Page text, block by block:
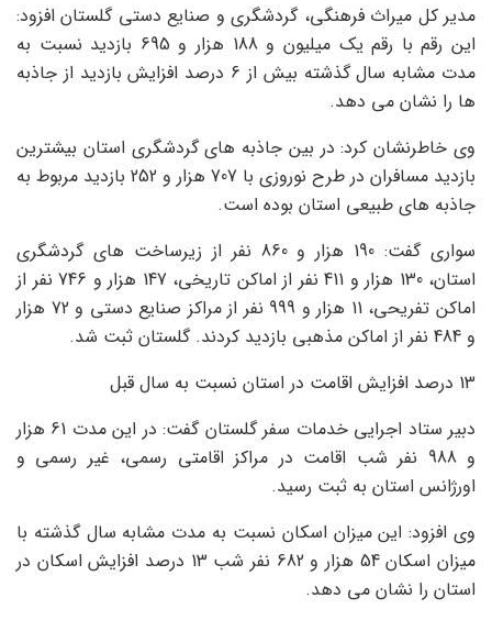
مدیر کل میراث فرهنگی، گردشگری و صنایع دستی گلستان افزود:
این رقم با رقم یک میلیون و 188 هزار و 695 بازدید نسبت به
مدت مشابه سال گذشته بیش از 6 درصد افزایش بازدید از جاذبه
ها را نشان می دهد.
وی خاطرنشان کرد: در بین جاذبه های گردشگری استان بیشترین
بازدید مسافران در طرح نوروزی با 707 هزار و 252 بازدید مربوط به
جاذبه های طبیعی استان بوده است.
سواری گفت: 190 هزار و 860 نفر از زیرساخت های گردشگری
استان، 130 هزار و 411 نفر از اماکن تاریخی، 147 هزار و 746 نفر از
اماکن تفریحی، 11 هزار و 999 نفر از مراکز صنایع دستی و 72 هزار
و 484 نفر از اماکن مذهبی بازدید کردند. گلستان ثبت شد.
13 درصد افزایش اقامت در استان نسبت به سال قبل
دبیر ستاد اجرایی خدمات سفر گلستان گفت: در این مدت 61 هزار
و 988 نفر شب اقامت در مراکز اقامتی رسمی، غیر رسمی و
اورژانس استان به ثبت رسید.
وی افزود: این میزان اسکان نسبت به مدت مشابه سال گذشته با
میزان اسکان 54 هزار و 682 نفر شب 13 درصد افزایش اسکان در
استان را نشان می دهد.